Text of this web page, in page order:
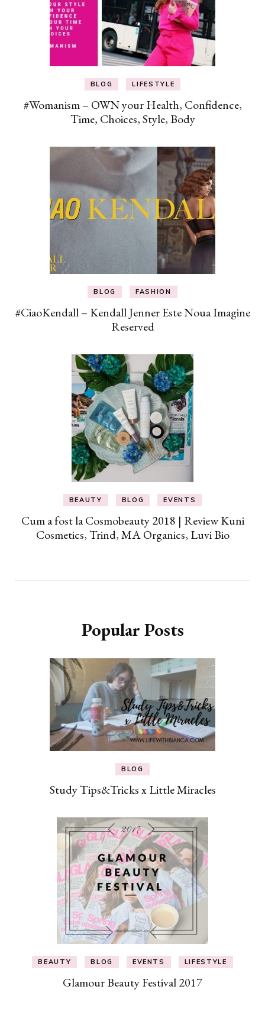
BLOG LIFESTYLE
#Womanism – OWN your Health, Confidence,
Time, Choices, Style, Body
BLOG FASHION
#CiaoKendall – Kendall Jenner Este Noua Imagine
Reserved
BEAUTY BLOG EVENTS
Cum a fost la Cosmobeauty 2018 | Review Kuni
Cosmetics, Trind, MA Organics, Luvi Bio
Popular Posts
BLOG
Study Tips&Tricks x Little Miracles
BEAUTY BLOG EVENTS LIFESTYLE
Glamour Beauty Festival 2017